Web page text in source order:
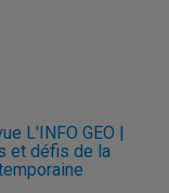
L'INFO GÉO |
et défis de la